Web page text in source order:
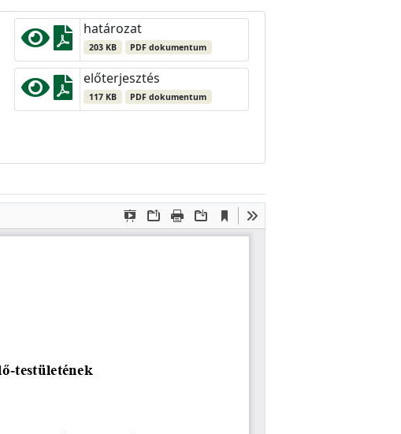
határozat
203 KB PDF dokumentum
előterjesztés
117 KB PDF dokumentum